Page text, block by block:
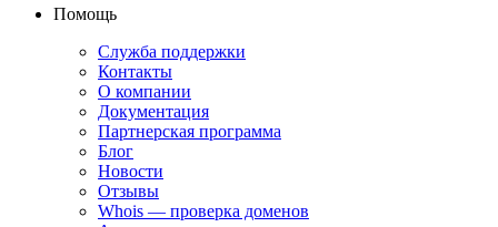
Помощь
Служба поддержки
Контакты
О компании
Документация
Партнерская программа
Блог
Новости
Отзывы
Whois — проверка доменов